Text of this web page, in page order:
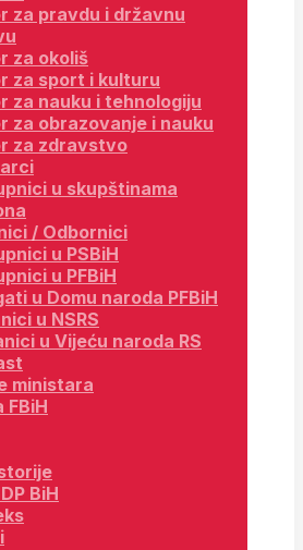
za pravdu i državnu
za okoliš
za sport i kulturu
za nauku i tehnologiju
za obrazovanje i nauku
za zdravstvo
u skupštinama
/ Odbornici
u PSBiH
u PFBiH
u Domu naroda PFBiH
u NSRS
u Vijeću naroda RS
ministara
FBiH
BiH